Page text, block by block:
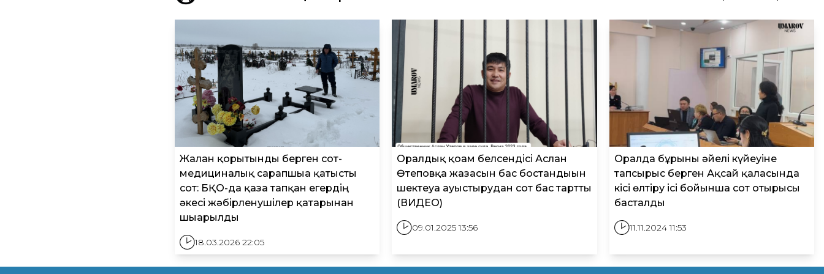
Жалған қорытынды берген сот-
медициналық сарапшыға қатысты
сот: БҚО-да қаза тапқан егердің
әкесі жәбірленушілер қатарынан
шығарылды
18.03.2026 22:05
Оралдық қоғам белсендісі Аслан
Өтеповқа жазасын бас бостандығын
шектеуға ауыстырудан сот бас тартты
(ВИДЕО)
09.01.2025 13:56
Оралда бұрынғы әйелі күйеуіне
тапсырыс берген Ақсай қаласында
кісі өлтіру ісі бойынша сот отырысы
басталды
11.11.2024 11:53